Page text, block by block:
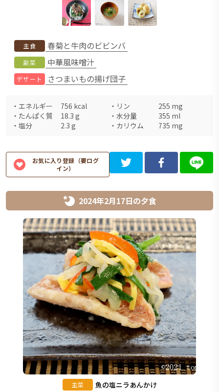
主食 春菊と牛肉のビビンバ
副菜 中華風味噌汁
デザート さつまいもの揚げ団子
・ エネルギー 756 kcal ・ リン 255 mg
・ たんぱく質 18.3 g ・ 水分量 355 ml
・ 塩分 2.3 g ・ カリウム 735 mg
お気に入り登録（要ログ
イン）
2024年2月17日の夕食
主菜 魚の塩ニラあんかけ